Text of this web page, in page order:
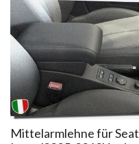
Mittelarmlehne für Seat